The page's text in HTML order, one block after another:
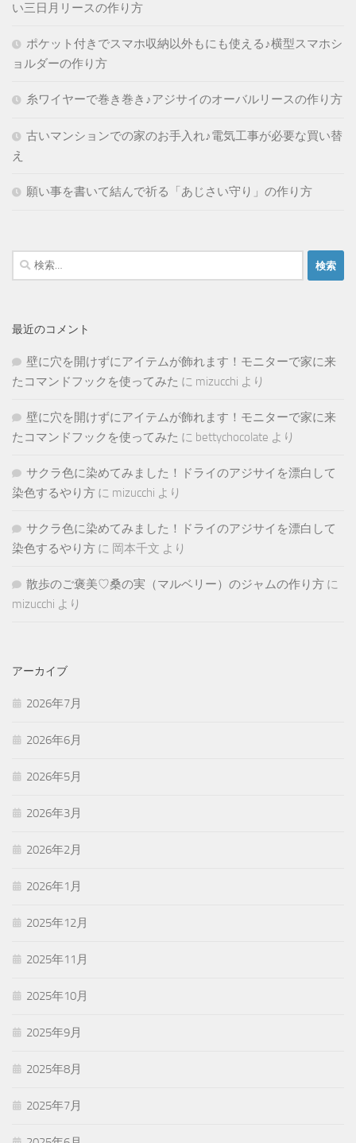
い三日月リースの作り方
ポケット付きでスマホ収納以外もにも使える♪横型スマホシ
ョルダーの作り方
糸ワイヤーで巻き巻き♪アジサイのオーバルリースの作り方
古いマンションでの家のお手入れ♪電気工事が必要な買い替
え
願い事を書いて結んで祈る「あじさい守り」の作り方
検
索:
最近のコメント
壁に穴を開けずにアイテムが飾れます！モニターで家に来
たコマンドフックを使ってみた に mizucchi より
壁に穴を開けずにアイテムが飾れます！モニターで家に来
たコマンドフックを使ってみた に bettychocolate より
サクラ色に染めてみました！ドライのアジサイを漂白して
染色するやり方 に mizucchi より
サクラ色に染めてみました！ドライのアジサイを漂白して
染色するやり方 に 岡本千文 より
散歩のご褒美♡桑の実（マルベリー）のジャムの作り方 に
mizucchi より
アーカイブ
2026年7月
2026年6月
2026年5月
2026年3月
2026年2月
2026年1月
2025年12月
2025年11月
2025年10月
2025年9月
2025年8月
2025年7月